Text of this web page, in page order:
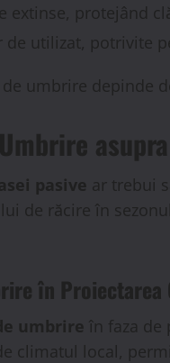
extinse, protejând
utilizat, potrivite
umbrire depinde
pasive ar trebui
de răcire în
în Proiectarea
umbrire în faza de
climatul local,